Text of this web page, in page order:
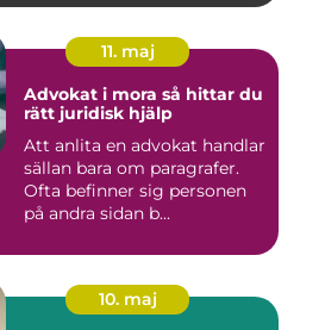
11. maj
Advokat i mora så hittar du
rätt juridisk hjälp
Att anlita en advokat handlar
sällan bara om paragrafer.
Ofta befinner sig personen
på andra sidan b...
10. maj